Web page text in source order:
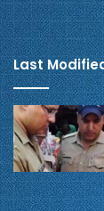
Last